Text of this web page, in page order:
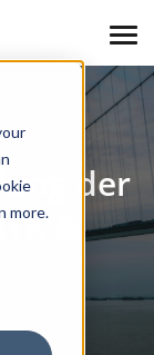
more.
der
&